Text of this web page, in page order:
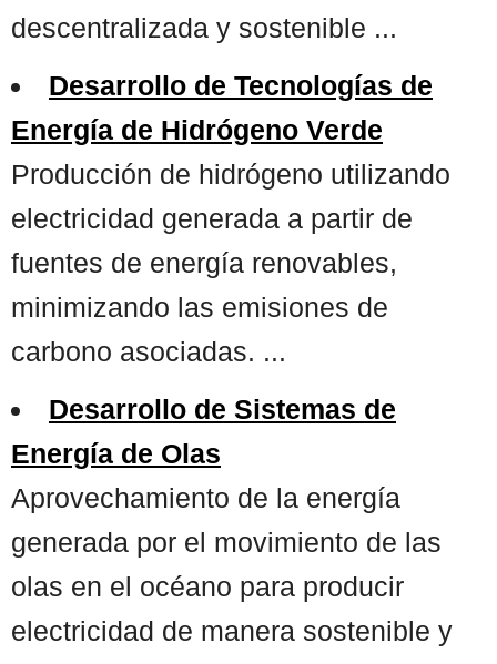
descentralizada y sostenible ...
Desarrollo de Tecnologías de
Energía de Hidrógeno Verde
Producción de hidrógeno utilizando
electricidad generada a partir de
fuentes de energía renovables,
minimizando las emisiones de
carbono asociadas. ...
Desarrollo de Sistemas de
Energía de Olas
Aprovechamiento de la energía
generada por el movimiento de las
olas en el océano para producir
electricidad de manera sostenible y